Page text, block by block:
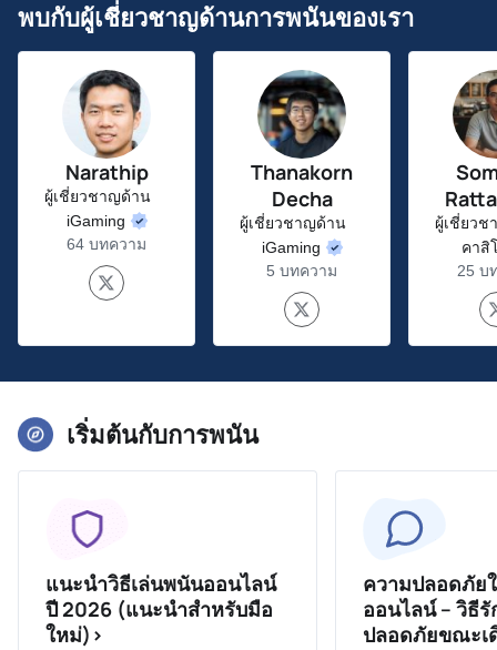
พบกับผู้เชี่ยวชาญด้านการพนันของเรา
Narathip
ผู้เชี่ยวชาญด้าน
iGaming
64 บทความ
Thanakorn
Decha
ผู้เชี่ยวชาญด้าน
iGaming
5 บทความ
ผู้เชี่ยว
คาสิ
25 บ
เริ่มต้นกับการพนัน
แนะนำวิธีเล่นพนันออนไลน์
ปี 2026 (แนะนำสำหรับมือ
ใหม่)>
ความปลอดภัย
ออนไลน์ – วิธี
ปลอดภัยขณะเ